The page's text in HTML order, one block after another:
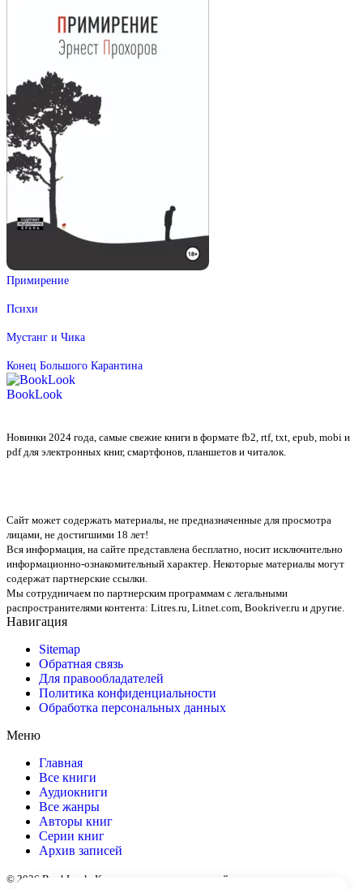
Примирение
Психи
Мустанг и Чика
Конец Большого Карантина
BookLook
Новинки 2024 года, самые свежие книги в формате fb2, rtf, txt, epub, mobi и
pdf для электронных книг, смартфонов, планшетов и читалок.
Сайт может содержать материалы, не предназначенные для просмотра
лицами, не достигшими 18 лет!
Вся информация, на сайте представлена бесплатно, носит исключительно
информационно-ознакомительный характер. Некоторые материалы могут
содержат партнерские ссылки.
Мы сотрудничаем по партнерским программам с легальными
распространителями контента: Litres.ru, Litnet.com, Bookriver.ru и другие.
Навигация
Sitemap
Обратная связь
Для правообладателей
Политика конфиденциальности
Обработка персональных данных
Меню
Главная
Все книги
Аудиокниги
Все жанры
Авторы книг
Серии книг
Архив записей
© 2026 BookLook. Копирование материалов сайта разрешено только с